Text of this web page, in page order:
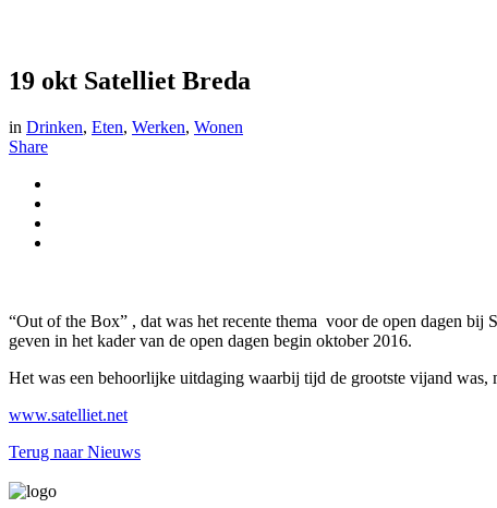
19 okt Satelliet Breda
in Drinken, Eten, Werken, Wonen
Share
“Out of the Box” , dat was het recente thema voor de open dagen
geven in het kader van de open dagen begin oktober 2016.
Het was een behoorlijke uitdaging waarbij tijd de grootste vijand was,
www.satelliet.net
Terug naar Nieuws